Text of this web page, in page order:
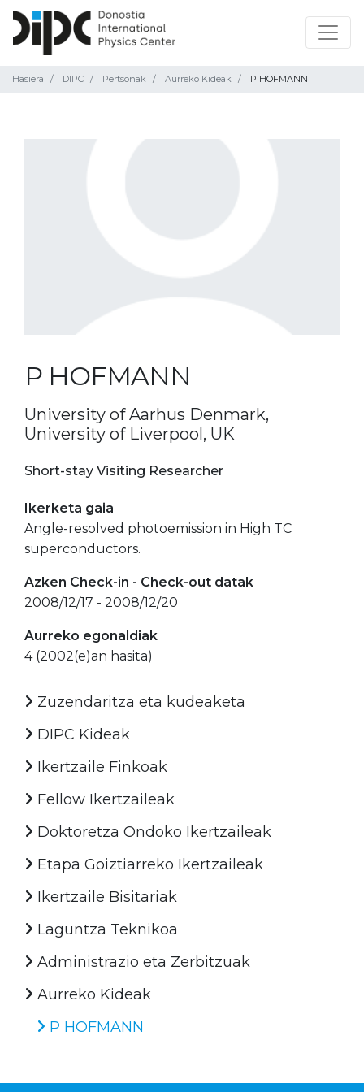
Hasiera DIPC Pertsonak Aurreko Kideak P HOFMANN
P HOFMANN
University of Aarhus Denmark,
University of Liverpool, UK
Short-stay Visiting Researcher
Ikerketa gaia
Angle-resolved photoemission in High TC
superconductors.
Azken Check-in - Check-out datak
2008/12/17 - 2008/12/20
Aurreko egonaldiak
4 (2002(e)an hasita)
Zuzendaritza eta kudeaketa
DIPC Kideak
Ikertzaile Finkoak
Fellow Ikertzaileak
Doktoretza Ondoko Ikertzaileak
Etapa Goiztiarreko Ikertzaileak
Ikertzaile Bisitariak
Laguntza Teknikoa
Administrazio eta Zerbitzuak
Aurreko Kideak
P HOFMANN